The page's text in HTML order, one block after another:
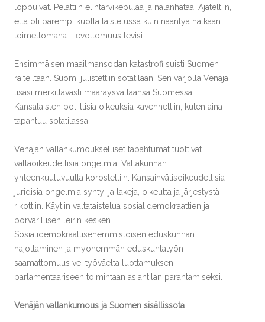
loppuivat. Pelättiin elintarvikepulaa ja nälänhätää. Ajateltiin,
että oli parempi kuolla taistelussa kuin nääntyä nälkään
toimettomana. Levottomuus levisi.
Ensimmäisen maailmansodan katastrofi suisti Suomen
raiteiltaan. Suomi julistettiin sotatilaan. Sen varjolla Venäjä
lisäsi merkittävästi määräysvaltaansa Suomessa.
Kansalaisten poliittisia oikeuksia kavennettiin, kuten aina
tapahtuu sotatilassa.
Venäjän vallankumoukselliset tapahtumat tuottivat
valtaoikeudellisia ongelmia. Valtakunnan
yhteenkuuluvuutta korostettiin. Kansainvälisoikeudellisia
juridisia ongelmia syntyi ja lakeja, oikeutta ja järjestystä
rikottiin. Käytiin valtataistelua sosialidemokraattien ja
porvarillisen leirin kesken.
Sosialidemokraattisenemmistöisen eduskunnan
hajottaminen ja myöhemmän eduskuntatyön
saamattomuus vei työväeltä luottamuksen
parlamentaariseen toimintaan asiantilan parantamiseksi.
Venäjän vallankumous ja Suomen sisällissota